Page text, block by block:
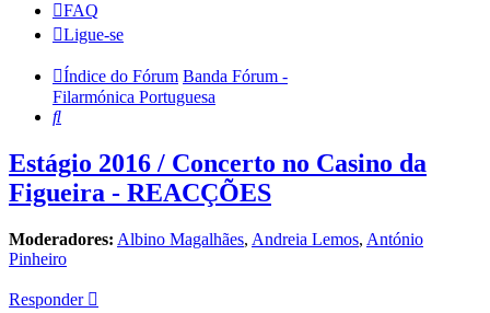
FAQ
Ligue-se
Índice do Fórum Banda Fórum -
Filarmónica Portuguesa
Pesquisar
Estágio 2016 / Concerto no Casino da
Figueira - REACÇÕES
Moderadores: Albino Magalhães, Andreia Lemos, António
Pinheiro
Responder